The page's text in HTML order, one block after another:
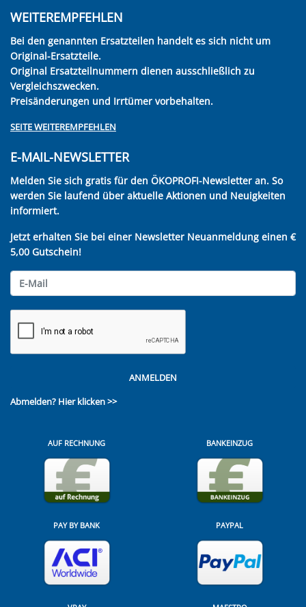
WEITEREMPFEHLEN
Bei den genannten Ersatzteilen handelt es sich nicht um
Original-Ersatzteile.
Original Ersatzteilnummern dienen ausschließlich zu
Vergleichszwecken.
Preisänderungen und Irrtümer vorbehalten.
SEITE WEITEREMPFEHLEN
E-MAIL-NEWSLETTER
Melden Sie sich gratis für den ÖKOPROFI-Newsletter an. So
werden Sie laufend über aktuelle Aktionen und Neuigkeiten
informiert.
Jetzt erhalten Sie bei einer Newsletter Neuanmeldung einen €
5,00 Gutschein!
ANMELDEN
Abmelden? Hier klicken >>
AUF RECHNUNG BANKEINZUG
PAY BY BANK PAYPAL